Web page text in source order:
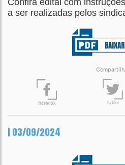
a ser realizadas pelos
facebook twitter
| 03/09/2024